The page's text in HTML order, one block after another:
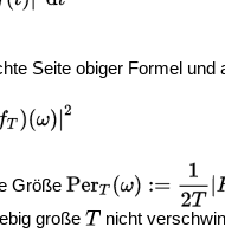
Seite obiger Formel
Größe
große
nicht